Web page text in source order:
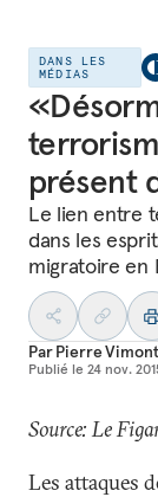
DANS LES
MÉDIAS
présent
Le lien entre
dans les
migratoire en
ParPierre Vimont
Publié le 24 nov.
Source: Le
Les attaques